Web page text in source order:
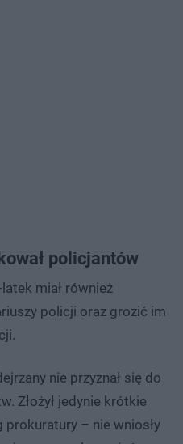
policjantów
miał również
policji oraz grozić im
nie przyznał się do
Złożył jedynie krótkie
prokuratury – nie wniosły